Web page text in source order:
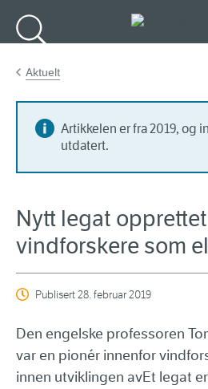
Aktuelt
Artikkelen er fra 2019, og
utdatert.
Nytt legat
vindforskere som
Publisert28. februar 2019
Den engelske professoren
var en pionér innenfor
innen utviklingen avEt legat